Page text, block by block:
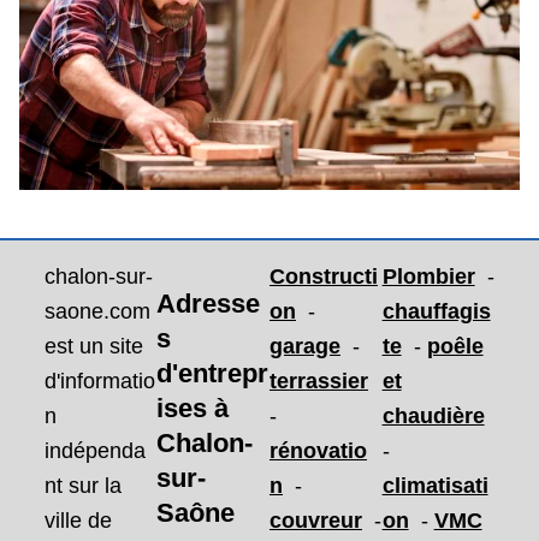
chalon-sur-
saone.com
est un site
d'informatio
n
indépenda
nt sur la
ville de
Adresse
s
d'entrepr
isesà
Chalon-
sur-
Saône
Constructi
on -
garage -
terrassier
-
rénovatio
n -
couvreur -
Plombier -
chauffagis
te - poêle
et
chaudière
-
climatisati
on - VMC